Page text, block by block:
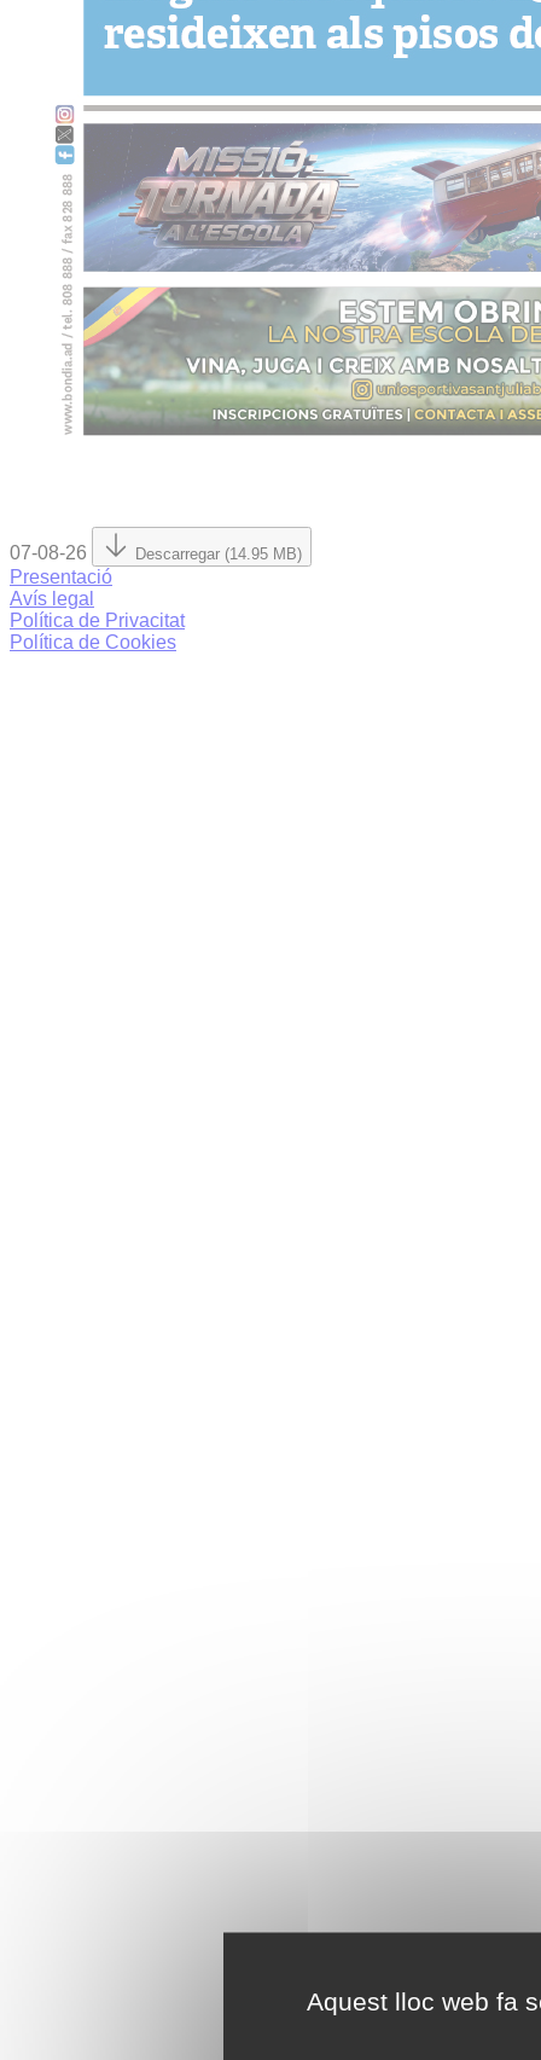
Aquest lloc web fa
07-08-26 Descarregar (14.95 MB)
Presentació
Avís legal
Política de Privacitat
Política de Cookies